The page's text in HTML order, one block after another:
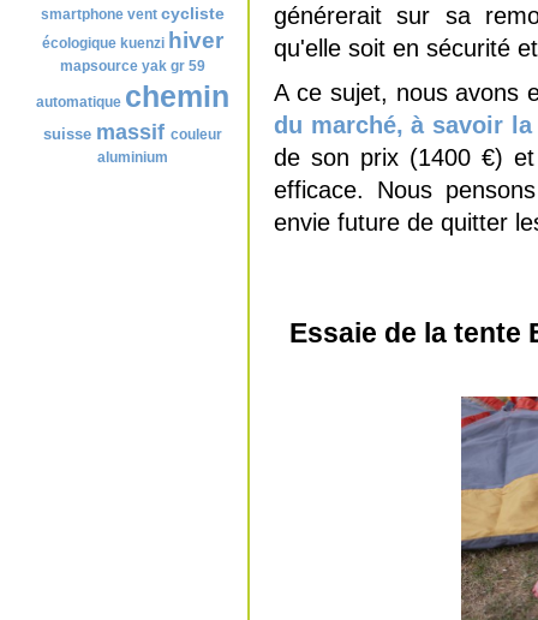
smartphone vent cycliste
écologique kuenzi hiver
mapsource yak gr 59
automatique chemin
suisse massif couleur
aluminium
générerait sur sa
qu'elle soit en sécurité
A ce sujet, nous avons
du marché, à savoir
de son prix (1400 €)
efficace. Nous
envie future de quitter
Essaie de la tente